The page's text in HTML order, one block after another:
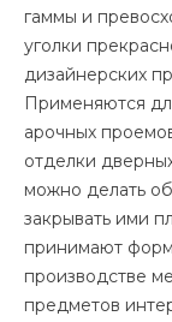
гаммы и
уголки
дизайнерских
Применяются
арочных
отделки
можно делать
закрывать ими
принимают
производстве
предметов